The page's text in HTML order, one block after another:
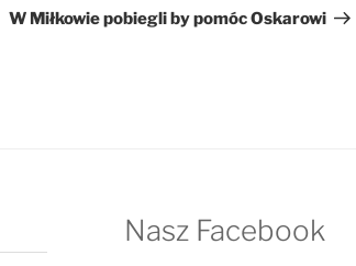
wpis
W Miłkowie pobiegli by pomóc Oskarowi
Nasz Facebook